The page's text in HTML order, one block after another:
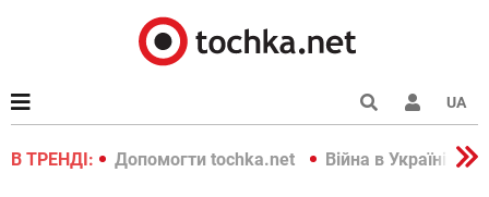
UA
В ТРЕНДІ:
2022 Допомогти tochka.net Війна в Україні 2022